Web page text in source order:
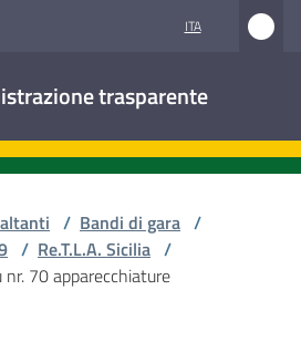
ITA
trasparente
/ Bandi di gara /
/ Re.T.L.A. Sicilia /
nr. 70 apparecchiature